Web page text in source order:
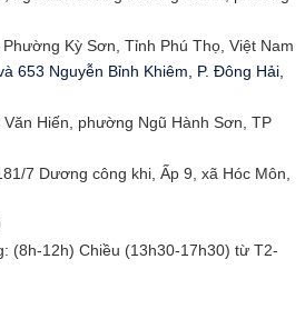
Kỳ Sơn, Tỉnh Phú Thọ, Việt Nam
653 Nguyễn Bỉnh Khiêm, P. Đông Hải,
Văn Hiến, phường Ngũ Hành Sơn, TP
7 Dương công khi, Ấp 9, xã Hóc Môn,
(8h-12h) Chiều (13h30-17h30) từ T2-